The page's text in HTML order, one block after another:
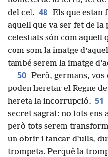
del cel. 48 Els que estan
aquell que va ser fet de la
celestials són com aquell
com som la imatge
també serem la imatge
50 Però, germans, vos
poden heretar el Regne
hereta la incorrupció. 51
secret sagrat: no tots ens
però tots serem
un obrir i tancar d’ulls,
trompeta. Perquè la